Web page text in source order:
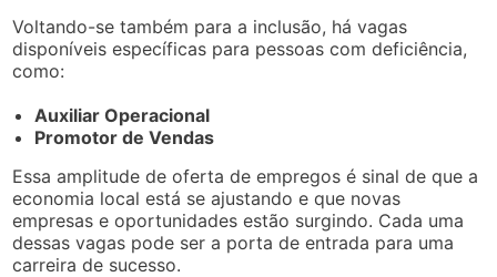
Voltando-se também para a inclusão, há vagas
disponíveis específicas para pessoas com deficiência,
como:
Auxiliar Operacional
Promotor de Vendas
Essa amplitude de oferta de empregos é sinal de que a
economia local está se ajustando e que novas
empresas e oportunidades estão surgindo. Cada uma
dessas vagas pode ser a porta de entrada para uma
carreira de sucesso.